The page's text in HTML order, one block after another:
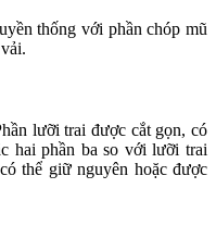
thống với phần chóp mũ
lưỡi trai được cắt gọn, có
hai phần ba so với lưỡi trai
thể giữ nguyên hoặc được